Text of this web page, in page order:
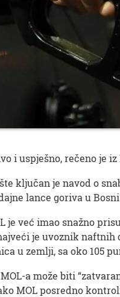
i uspješno, rečeno je iz
ključan je navod o
lance goriva u
je već imao snažno
je uvoznik
u zemlji, sa oko 105
a može biti
MOL posredno